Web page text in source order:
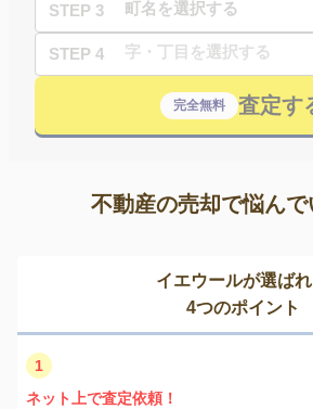
STEP 3
STEP 4
完全無料 査定す
不動産の売却で悩ん
イエウールが選ば
4つのポイント
1
ネット上で査定依頼！